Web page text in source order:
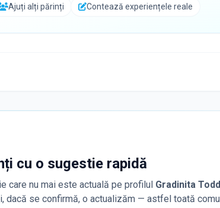
Ajuți alți părinți Contează experiențele reale
cu o sugestie rapidă
care nu mai este actuală pe profilul Gradinita
dacă se confirmă, o actualizăm — astfel toată